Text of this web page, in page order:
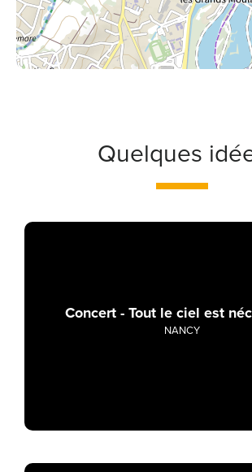
Quelques
Concert - Tout le ciel est
NANCY